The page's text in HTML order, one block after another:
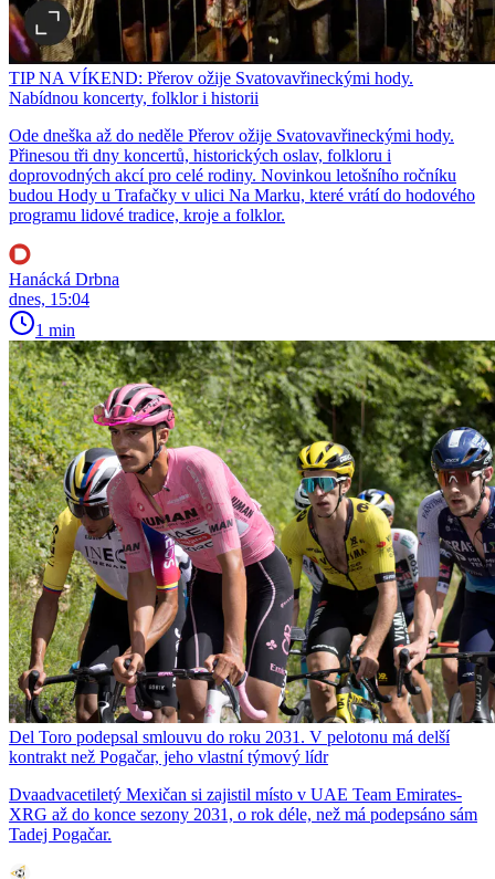
TIP NA VÍKEND: Přerov ožije Svatovavřineckými hody.
Nabídnou koncerty, folklor i historii
Ode dneška až do neděle Přerov ožije Svatovavřineckými hody.
Přinesou tři dny koncertů, historických oslav, folkloru i
doprovodných akcí pro celé rodiny. Novinkou letošního ročníku
budou Hody u Trafačky v ulici Na Marku, které vrátí do hodového
programu lidové tradice, kroje a folklor.
Hanácká Drbna
dnes, 15:04
1 min
Del Toro podepsal smlouvu do roku 2031. V pelotonu má delší
kontrakt než Pogačar, jeho vlastní týmový lídr
Dvaadvacetiletý Mexičan si zajistil místo v UAE Team Emirates-
XRG až do konce sezony 2031, o rok déle, než má podepsáno sám
Tadej Pogačar.